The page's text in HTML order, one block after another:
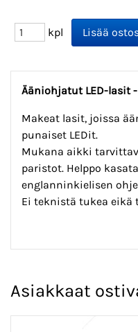
kpl
Ääniohjatut LED-lasit
Makeat lasit, joissa
punaiset LEDit.
Mukana aikki
paristot. Helppo
englanninkielisen
Ei teknistä tukea eikä
Asiakkaat